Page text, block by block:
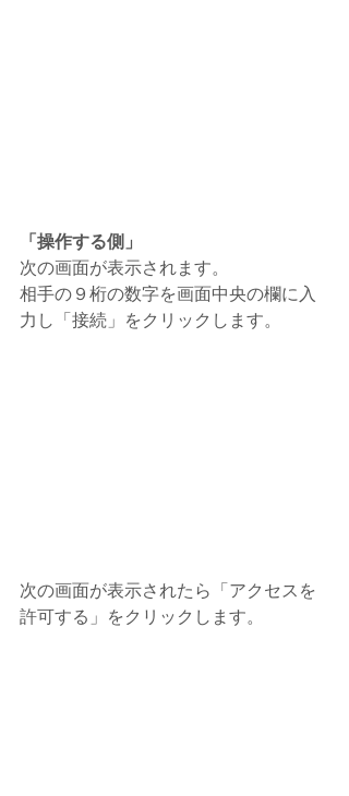
「操作する側」
次の画面が表示されます。
相手の９桁の数字を画面中央の欄に入
力し「接続」をクリックします。
次の画面が表示されたら「アクセスを
許可する」をクリックします。